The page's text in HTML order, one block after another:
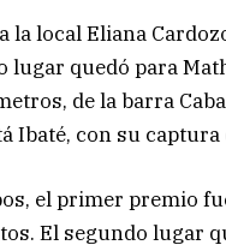
la local Eliana
lugar quedó para
de la barra
Ibaté, con su captura
el primer premio
El segundo lugar